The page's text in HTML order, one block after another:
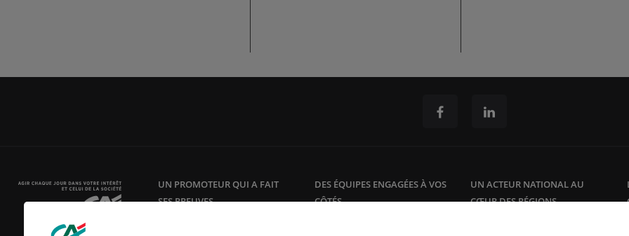
UN PROMOTEUR QUI A FAIT
SES PREUVES
DES ÉQUIPES ENGAGÉES À VOS
CÔTÉS
UN ACTEUR NATIONAL AU
CŒUR DES RÉGIONS